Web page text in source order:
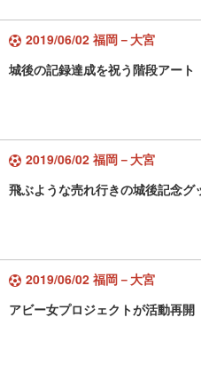
2019/06/02 福岡－大宮
城後の記録達成を祝う階段アート
2019/06/02 福岡－大宮
飛ぶような売れ行きの城後記念グ
2019/06/02 福岡－大宮
アビー女プロジェクトが活動再開